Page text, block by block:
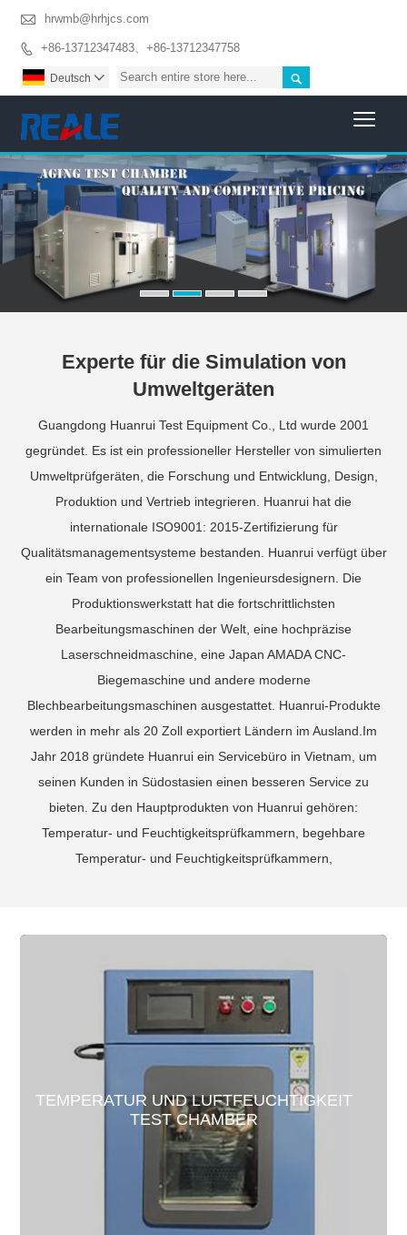
 hrwmb@hrhjcs.com
 +86-13712347483、+86-13712347758

Deutsch 
Experte für die Simulation von
Umweltgeräten
Guangdong Huanrui Test Equipment Co., Ltd wurde 2001
gegründet. Es ist ein professioneller Hersteller von simulierten
Umweltprüfgeräten, die Forschung und Entwicklung, Design,
Produktion und Vertrieb integrieren. Huanrui hat die
internationale ISO9001: 2015-Zertifizierung für
Qualitätsmanagementsysteme bestanden. Huanrui verfügt über
ein Team von professionellen Ingenieursdesignern. Die
Produktionswerkstatt hat die fortschrittlichsten
Bearbeitungsmaschinen der Welt, eine hochpräzise
Laserschneidmaschine, eine Japan AMADA CNC-
Biegemaschine und andere moderne
Blechbearbeitungsmaschinen ausgestattet. Huanrui-Produkte
werden in mehr als 20 Zoll exportiert Ländern im Ausland.Im
Jahr 2018 gründete Huanrui ein Servicebüro in Vietnam, um
seinen Kunden in Südostasien einen besseren Service zu
bieten. Zu den Hauptprodukten von Huanrui gehören:
Temperatur- und Feuchtigkeitsprüfkammern, begehbare
Temperatur- und Feuchtigkeitsprüfkammern,
TEMPERATUR UND LUFTFEUCHTIGKEIT
TEST CHAMBER